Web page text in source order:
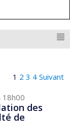
1 2 3 4 Suivant
18h00
des
de